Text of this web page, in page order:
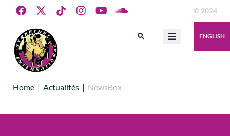
© 2024
ENGLISH
Home | Actualités | NewsBox